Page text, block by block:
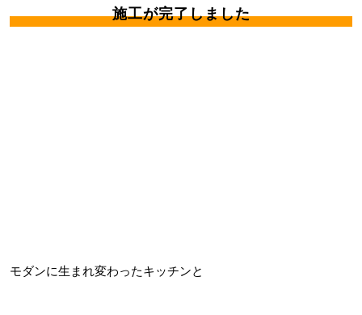
施工が完了しました
モダンに生まれ変わったキッチンと